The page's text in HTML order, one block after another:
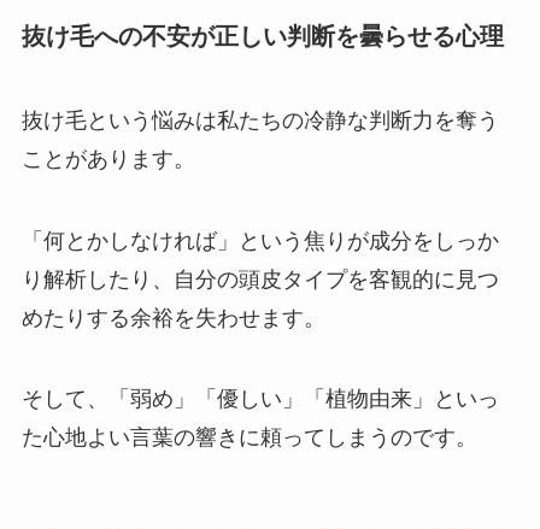
抜け毛への不安が正しい判断を曇らせる心理
抜け毛という悩みは私たちの冷静な判断力を奪う
ことがあります。
「何とかしなければ」という焦りが成分をしっか
り解析したり、自分の頭皮タイプを客観的に見つ
めたりする余裕を失わせます。
そして、「弱め」「優しい」「植物由来」といっ
た心地よい言葉の響きに頼ってしまうのです。